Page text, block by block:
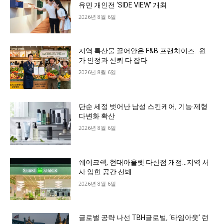
유민 개인전 ‘SIDE VIEW’ 개최
2026년 8월 6일
지역 특산물 끌어안은 F&B 프랜차이즈…원
가 안정과 신뢰 다 잡다
2026년 8월 6일
단순 세정 벗어난 남성 스킨케어, 기능·제형
다변화 확산
2026년 8월 6일
쉐이크쉑, 현대아울렛 다산점 개점…지역 서
사 입힌 공간 선봬
2026년 8월 6일
글로벌 공략 나선 TBH글로벌, ‘타임아웃’ 런